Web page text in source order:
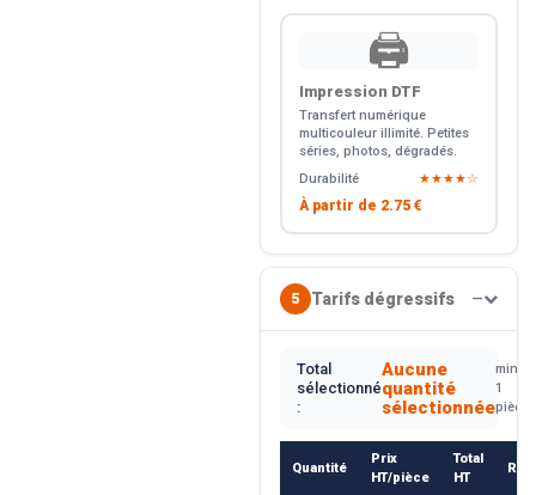
🖨️
Impression DTF
Transfert numérique
multicouleur illimité. Petites
séries, photos, dégradés.
Durabilité
★★★★☆
À partir de 2.75 €
5 Tarifs dégressifs —
Total
sélectionné
:
Aucune
quantité
sélectionnée
min.
1
pièce
Quantité
Prix
HT/pièce
Total
HT